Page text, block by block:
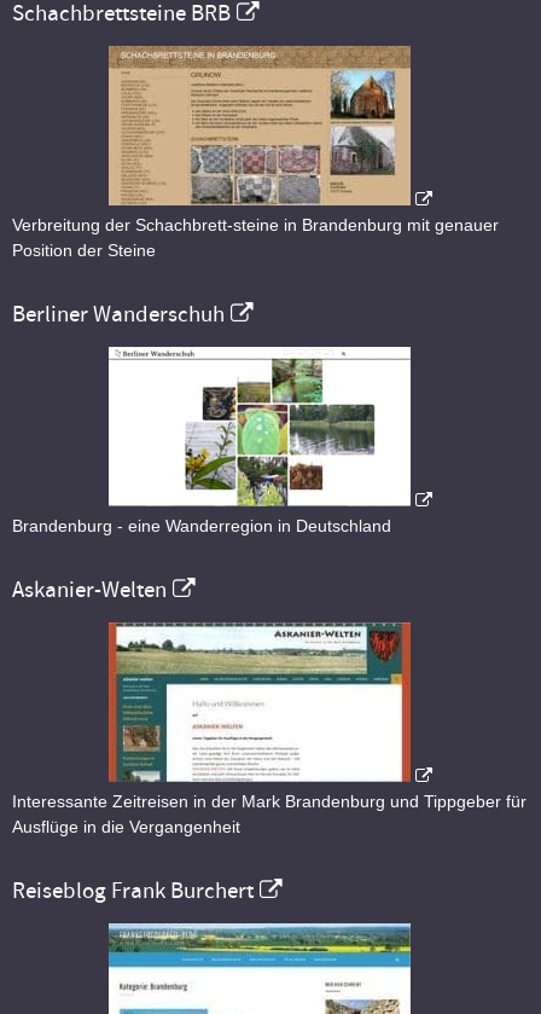
Schachbrettsteine BRB
Verbreitung der Schachbrett-steine in Brandenburg mit genauer
Position der Steine
Berliner Wanderschuh
Brandenburg - eine Wanderregion in Deutschland
Askanier-Welten
Interessante Zeitreisen in der Mark Brandenburg und Tippgeber für
Ausflüge in die Vergangenheit
Reiseblog Frank Burchert